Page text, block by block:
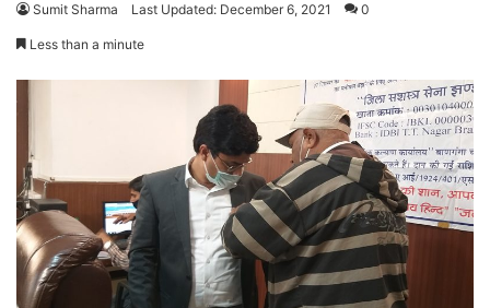
Sumit Sharma Last Updated: December 6, 2021 0
Less than a minute